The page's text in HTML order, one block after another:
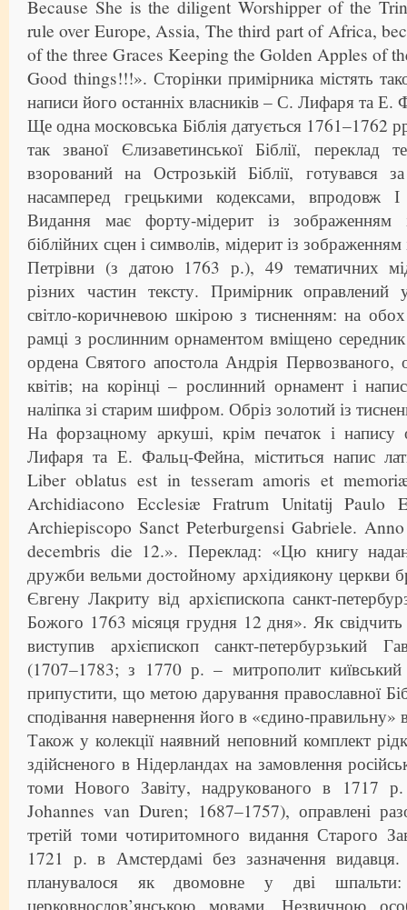
Because She is the diligent Worshipper of the
rule over Europe, Assia, The third part of Africa,
of the three Graces Keeping the Golden Apples of
Good things!!!». Сторінки примірника містять
написи його останніх власників – С. Лифаря та Е.
Ще одна московська Біблія датується 1761–1762
так званої Єлизаветинської Біблії, переклад
взорований на Острозькій Біблії, готувався
насамперед грецькими кодексами,
Видання має форту-мідерит із зображенням
біблійних сцен і символів, мідерит із
Петрівни (з датою 1763 р.), 49 тематичних
різних частин тексту. Примірник оправлений
світло-коричневою шкірою з тисненням: на
рамці з рослинним орнаментом вміщено
ордена Святого апостола Андрія Первозваного,
квітів; на корінці – рослинний орнамент і
наліпка зі старим шифром. Обріз золотий із
На форзацному аркуші, крім печаток і напису
Лифаря та Е. Фальц-Фейна, міститься напис
Liber oblatus est in tesseram amoris et
Archidiacono Ecclesiæ Fratrum Unitatij Paulo
Archiepiscopo Sanct Peterburgensi Gabriele.
decembris die 12.». Переклад: «Цю книгу
дружби вельми достойному архідиякону церкви
Євгену Лакриту від архієпископа санкт-
Божого 1763 місяця грудня 12 дня». Як
виступив архієпископ санкт-петербурзький
(1707–1783; з 1770 р. – митрополит
припустити, що метою дарування православної
сподівання навернення його в «єдино-правильну»
Також у колекції наявний неповний комплект
здійсненого в Нідерландах на замовлення
томи Нового Завіту, надрукованого в 1717
Johannes van Duren; 1687–1757), оправлені
третій томи чотиритомного видання Старого
1721 р. в Амстердамі без зазначення
планувалося як двомовне у дві шпальти:
церковнослов’янською мовами. Незвичною